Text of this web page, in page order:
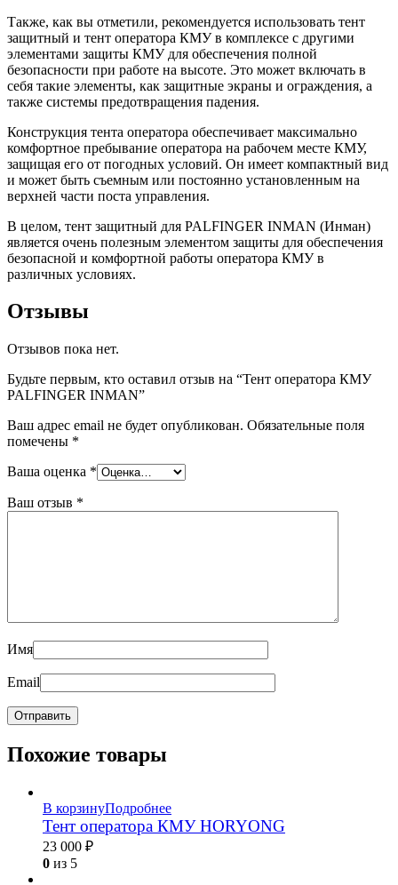
Также, как вы отметили, рекомендуется использовать тент
защитный и тент оператора КМУ в комплексе с другими
элементами защиты КМУ для обеспечения полной
безопасности при работе на высоте. Это может включать в
себя такие элементы, как защитные экраны и ограждения, а
также системы предотвращения падения.
Конструкция тента оператора обеспечивает максимально
комфортное пребывание оператора на рабочем месте КМУ,
защищая его от погодных условий. Он имеет компактный вид
и может быть съемным или постоянно установленным на
верхней части поста управления.
В целом, тент защитный для PALFINGER INMAN (Инман)
является очень полезным элементом защиты для обеспечения
безопасной и комфортной работы оператора КМУ в
различных условиях.
Отзывы
Отзывов пока нет.
Будьте первым, кто оставил отзыв на “Тент оператора КМУ
PALFINGER INMAN”
Ваш адрес email не будет опубликован. Обязательные поля
помечены *
Ваша оценка *
Ваш отзыв *
Имя
Email
Похожие товары
В корзинуПодробнее
Тент оператора КМУ HORYONG
23 000 ₽
0 из 5